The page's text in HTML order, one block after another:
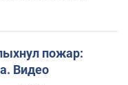
пожар:
Видео